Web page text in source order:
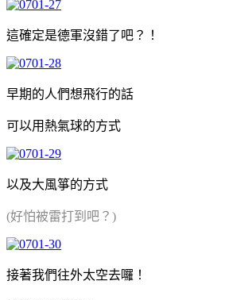
這確定是德軍沒錯了吧？！
早期的人們想飛行的話
可以用熱氣球的方式
以及大風箏的方式
(好怕被雷打到吧？)
接著我們往外太空去囉！